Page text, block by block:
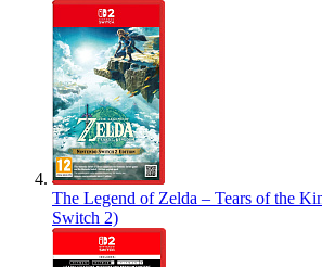
The Legend of Zelda – Tears of the
Switch 2)